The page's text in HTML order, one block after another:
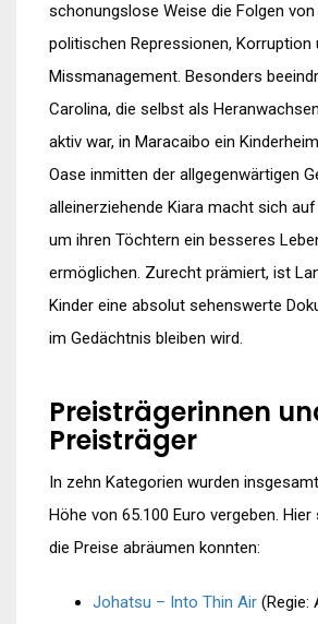
schonungslose Weise die Folgen
politischen Repressionen, Korruption
Missmanagement. Besonders
Carolina, die selbst als
aktiv war, in Maracaibo ein
Oase inmitten der allgegenwärtigen
alleinerziehende Kiara macht sich
um ihren Töchtern ein besseres
ermöglichen. Zurecht prämiert, ist
Kinder eine absolut sehenswerte
im Gedächtnis bleiben wird.
Preisträgerinnen
Preisträger
In zehn Kategorien wurden
Höhe von 65.100 Euro vergeben. Hier
die Preise abräumen konnten:
Johatsu – Into Thin Air (Regie: